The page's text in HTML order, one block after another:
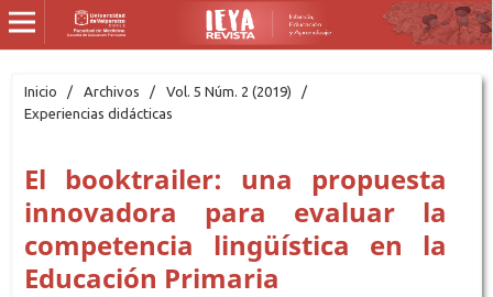
Inicio / Archivos / Vol. 5 Núm. 2 (2019)
/
Experiencias didácticas
El booktrailer: una propuesta
innovadora para evaluar la
competencia lingüística en la
Educación Primaria